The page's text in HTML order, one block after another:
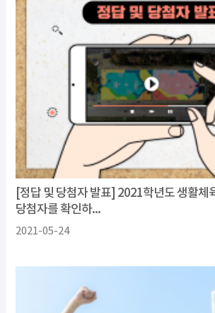
[정답 및 당첨자 발표] 2021학년도 생활체
당첨자를 확인하...
2021-05-24